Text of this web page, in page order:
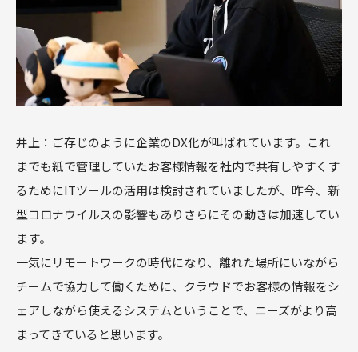
井上：ご存じのように企業のDX化が叫ばれています。これ
までも紙で管理していたお客様情報を社内で共有しやすくす
るためにITツールの活用は検討されていましたが、昨今、新
型コロナウイルスの影響もありさらにその動きは加速してい
ます。
一気にリモートワークの時代になり、離れた場所にいながら
チームで協力して働くために、クラウドでお客様の情報をシ
ェアしながら使えるシステムということで、ニーズがより高
まってきていると思います。